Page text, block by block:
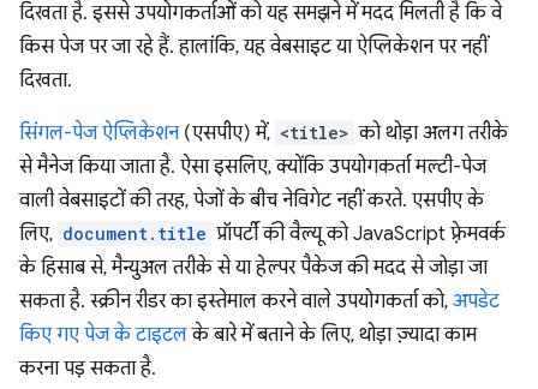
दिखता है. इससे उपयोगकर्ताओं को यह समझने में मदद मिलती है कि वे
किस पेज पर जा रहे हैं. हालांकि, यह वेबसाइट या ऐप्लिकेशन पर नहीं
दिखता.
सिंगल-पेज ऐप्लिकेशन(एसपीए) में, <title> को थोड़ा अलग तरीके
से मैनेज किया जाता है. ऐसा इसलिए, क्योंकि उपयोगकर्ता मल्टी-पेज
वाली वेबसाइटों की तरह, पेजों के बीच नेविगेट नहीं करते. एसपीए के
लिए, document.title प्रॉपर्टी की वैल्यू को JavaScript फ़्रेमवर्क
के हिसाब से, मैन्युअल तरीके से या हेल्पर पैकेज की मदद से जोड़ा जा
सकता है. स्क्रीन रीडर का इस्तेमाल करने वाले उपयोगकर्ता को, अपडेट
किए गए पेज के टाइटलके बारे में बताने के लिए, थोड़ा ज़्यादा काम
करना पड़ सकता है.